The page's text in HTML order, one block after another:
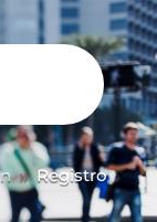
9 Registro